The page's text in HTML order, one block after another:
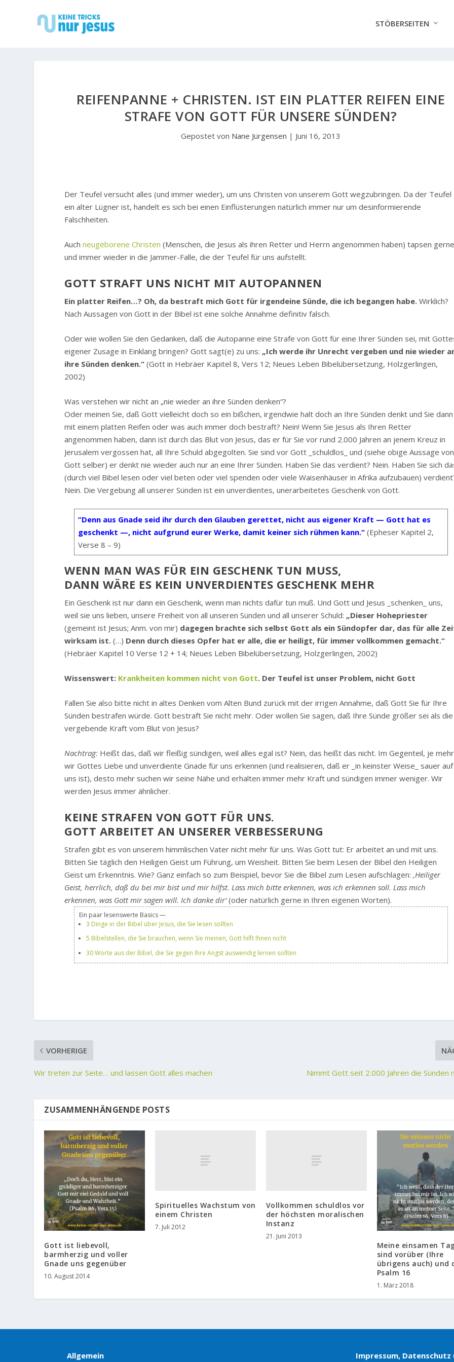
STÖBERSEITEN
REIFENPANNE + CHRISTEN. IST EIN PLATTER REIFEN EINE
STRAFE VON GOTT FÜR UNSERE SÜNDEN?
Gepostet von Nane Jürgensen | Juni 16, 2013
Der Teufel versucht alles (und immer wieder), um uns Christen von unserem Gott wegzubringen. Da der Teufel
ein alter Lügner ist, handelt es sich bei einen Einflüsterungen natürlich immer nur um desinformierende
Falschheiten.
Auchneugeborene Christen (Menschen, die Jesus als ihren Retter und Herrn angenommen haben) tapsen
und immer wieder in die Jammer-Falle, die der Teufel für uns aufstellt.
GOTT STRAFT UNS NICHT MIT AUTOPANNEN
Ein platter Reifen…? Oh, da bestraft mich Gott für irgendeine Sünde, die ich begangen habe. Wirklich?
Nach Aussagen von Gott in der Bibel ist eine solche Annahme definitiv falsch.
Oder wie wollen Sie den Gedanken, daß die Autopanne eine Strafe von Gott für eine Ihrer Sünden sei, mit
eigener Zusage in Einklang bringen? Gott sagt(e) zu uns: „Ich werde ihr Unrecht vergeben und nie wieder
ihre Sünden denken.“ (Gott in Hebräer Kapitel 8, Vers 12; Neues Leben Bibelübersetzung, Holzgerlingen,
2002)
Was verstehen wir nicht an „nie wieder an ihre Sünden denken“?
Oder meinen Sie, daß Gott vielleicht doch so ein bißchen, irgendwie halt doch an Ihre Sünden denkt und Sie dann
mit einem platten Reifen oder was auch immer doch bestraft? Nein! Wenn Sie Jesus als Ihren Retter
angenommen haben, dann ist durch das Blut von Jesus, das er für Sie vor rund 2.000 Jahren an jenem Kreuz in
Jerusalem vergossen hat, all Ihre Schuld abgegolten. Sie sind vor Gott _schuldlos_ und (siehe obige Aussage von
Gott selber) er denkt nie wieder auch nur an eine Ihrer Sünden. Haben Sie das verdient? Nein. Haben Sie sich
(durch viel Bibel lesen oder viel beten oder viel spenden oder viele Waisenhäuser in Afrika aufzubauen)
Nein. Die Vergebung all unserer Sünden ist ein unverdientes, unerarbeitetes Geschenk von Gott.
”Denn aus Gnade seid ihr durch den Glauben gerettet, nicht aus eigener Kraft — Gott hat es
geschenkt —, nicht aufgrund eurer Werke, damit keiner sich rühmen kann.“ (Epheser Kapitel 2,
Verse 8 – 9)
WENN MAN WAS FÜR EIN GESCHENK TUN MUSS,
DANN WÄRE ES KEIN UNVERDIENTES GESCHENK MEHR
Ein Geschenk ist nur dann ein Geschenk, wenn man nichts dafür tun muß. Und Gott und Jesus _schenken_ uns,
weil sie uns lieben, unsere Freiheit von all unseren Sünden und all unserer Schuld: „Dieser Hohepriester
(gemeint ist Jesus; Anm. von mir) dagegen brachte sich selbst Gott als ein Sündopfer dar, das für alle
wirksam ist. (…) Denn durch dieses Opfer hat er alle, die er heiligt, für immer vollkommen gemacht.“
(Hebräer Kapitel 10 Verse 12 + 14; Neues Leben Bibelübersetzung, Holzgerlingen, 2002)
Wissenswert: Krankheiten kommen nicht von Gott. Der Teufel ist unser Problem, nicht Gott
Fallen Sie also bitte nicht in altes Denken vom Alten Bund zurück mit der irrigen Annahme, daß Gott Sie für Ihre
Sünden bestrafen würde. Gott bestraft Sie nicht mehr. Oder wollen Sie sagen, daß Ihre Sünde größer sei als die
vergebende Kraft vom Blut von Jesus?
Nachtrag: Heißt das, daß wir fleißig sündigen, weil alles egal ist? Nein, das heißt das nicht. Im Gegenteil, je mehr
wir Gottes Liebe und unverdiente Gnade für uns erkennen (und realisieren, daß er _in keinster Weise_ sauer auf
uns ist), desto mehr suchen wir seine Nähe und erhalten immer mehr Kraft und sündigen immer weniger. Wir
werden Jesus immer ähnlicher.
KEINE STRAFEN VON GOTT FÜR UNS.
GOTT ARBEITET AN UNSERER VERBESSERUNG
Strafen gibt es von unserem himmlischen Vater nicht mehr für uns. Was Gott tut: Er arbeitet an und mit uns.
Bitten Sie täglich den Heiligen Geist um Führung, um Weisheit. Bitten Sie beim Lesen der Bibel den Heiligen
Geist um Erkenntnis. Wie? Ganz einfach so zum Beispiel, bevor Sie die Bibel zum Lesen aufschlagen:‚Heiliger
Geist, herrlich, daß du bei mir bist und mir hilfst. Lass mich bitte erkennen, was ich erkennen soll. Lass mich
erkennen, was Gott mir sagen will. Ich danke dir‘(oder natürlich gerne in Ihren eigenen Worten).
Ein paar lesenswerte Basics —
3 Dinge in der Bibel über Jesus, die Sie lesen sollten
5 Bibelstellen, die Sie brauchen, wenn Sie meinen, Gott hilft Ihnen nicht
30 Worte aus der Bibel, die Sie gegen Ihre Angst auswendig lernen sollten
VORHERIGE
Wir treten zur Seite… und lassen Gott alles machen Nimmt Gott seit 2.000 Jahren die Sünden
ZUSAMMENHÄNGENDE POSTS
Gott ist liebevoll,
barmherzig und voller
Gnade uns gegenüber
10. August 2014
Spirituelles Wachstum von
einem Christen
7. Juli 2012
Vollkommen schuldlos vor
der höchsten moralischen
Instanz
21. Juni 2013
Meine einsamen
sind vorüber (Ihre
übrigens auch) und
Psalm 16
1. März 2018
Allgemein Impressum, Datenschutz